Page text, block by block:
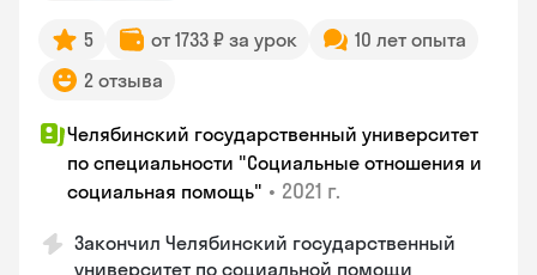
5 от 1733 ₽ за урок
10 лет опыта
2 отзыва
Челябинский государственный университет
по специальности "Социальные отношения и
социальная помощь" • 2021 г.
Закончил Челябинский государственный
университет по социальной помощи